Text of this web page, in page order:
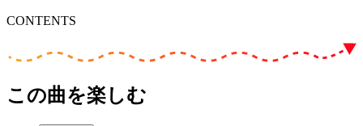
CONTENTS
この曲を楽しむ